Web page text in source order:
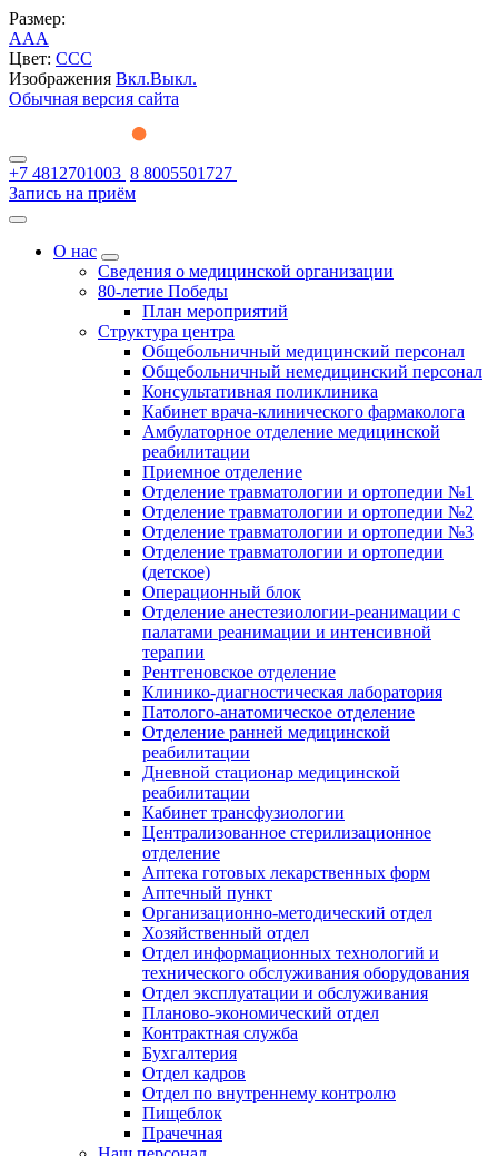
Размер:
AAA
Цвет: CCC
Изображения Вкл.Выкл.
Обычная версия сайта
+7 4812701003 8 8005501727
Запись на приём
О нас
Сведения о медицинской организации
80-летие Победы
План мероприятий
Структура центра
Общебольничный медицинский персонал
Общебольничный немедицинский персонал
Консультативная поликлиника
Кабинет врача-клинического фармаколога
Амбулаторное отделение медицинской
реабилитации
Приемное отделение
Отделение травматологии и ортопедии №1
Отделение травматологии и ортопедии №2
Отделение травматологии и ортопедии №3
Отделение травматологии и ортопедии
(детское)
Операционный блок
Отделение анестезиологии-реанимации с
палатами реанимации и интенсивной
терапии
Рентгеновское отделение
Клинико-диагностическая лаборатория
Патолого-анатомическое отделение
Отделение ранней медицинской
реабилитации
Дневной стационар медицинской
реабилитации
Кабинет трансфузиологии
Централизованное стерилизационное
отделение
Аптека готовых лекарственных форм
Аптечный пункт
Организационно-методический отдел
Хозяйственный отдел
Отдел информационных технологий и
технического обслуживания оборудования
Отдел эксплуатации и обслуживания
Планово-экономический отдел
Контрактная служба
Бухгалтерия
Отдел кадров
Отдел по внутреннему контролю
Пищеблок
Прачечная